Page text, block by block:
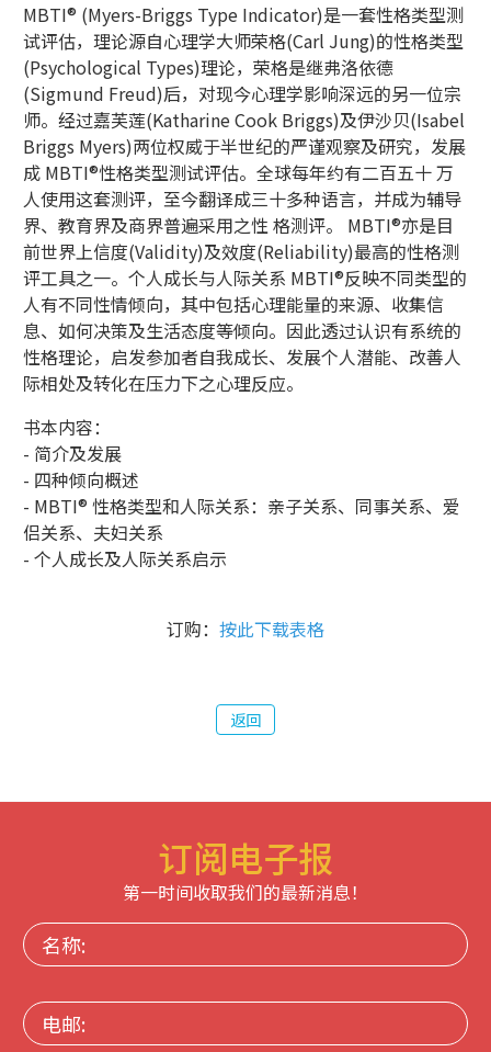
MBTI® (Myers-Briggs Type Indicator)是一套性格类型测
试评估，理论源自心理学大师荣格(Carl Jung)的性格类型
(Psychological Types)理论，荣格是继弗洛依德
(Sigmund Freud)后，对现今心理学影响深远的另一位宗
师。经过嘉芙莲(Katharine Cook Briggs)及伊沙贝(Isabel
Briggs Myers)两位权威于半世纪的严谨观察及研究，发展
成 MBTI®性格类型测试评估。全球每年约有二百五十 万
人使用这套测评，至今翻译成三十多种语言，并成为辅导
界、教育界及商界普遍采用之性 格测评。 MBTI®亦是目
前世界上信度(Validity)及效度(Reliability)最高的性格测
评工具之一。个人成长与人际关系 MBTI®反映不同类型的
人有不同性情倾向，其中包括心理能量的来源、收集信
息、如何决策及生活态度等倾向。因此透过认识有系统的
性格理论，启发参加者自我成长、发展个人潜能、改善人
际相处及转化在压力下之心理反应。
书本内容：
- 简介及发展
- 四种倾向概述
- MBTI® 性格类型和人际关系：亲子关系、同事关系、爱
侣关系、夫妇关系
- 个人成长及人际关系启示
订购： 按此下载表格
返回
订阅电子报
第一时间收取我们的最新消息！
名
称:
电
邮: